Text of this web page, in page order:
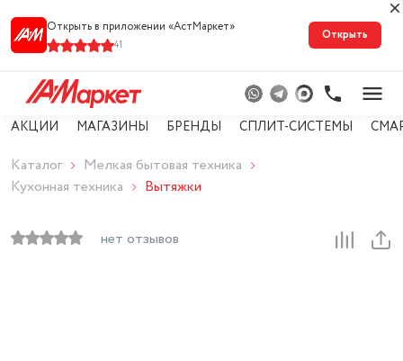
Открыть в приложении «АстМарке‪т‬»
41
Открыть
АКЦИИ МАГАЗИНЫ БРЕНДЫ СПЛИТ-СИСТЕМЫ
Каталог
Мелкая бытовая техника
Кухонная техника
Вытяжки
нет отзывов